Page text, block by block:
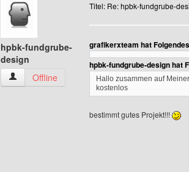
hpbk-fundgrube-
design
hpbk-fundgrube-design Benutzer-Profile
Offline
Titel: Re: hpbk-fundgrube-
grafikerxteam hat
hpbk-fundgrube-design hat
Hallo zusammen auf
kostenlos
bestimmt gutes Projekt!!!